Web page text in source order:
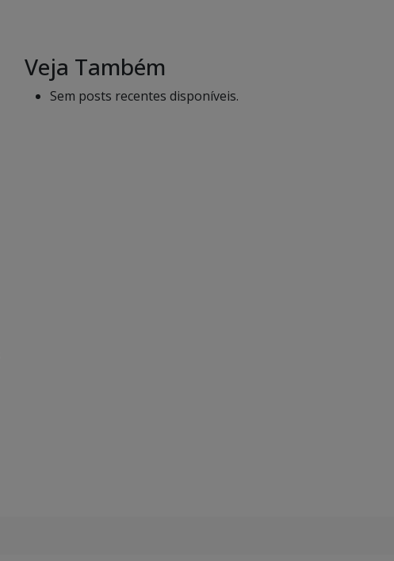
Veja Também
Sem posts recentes disponíveis.